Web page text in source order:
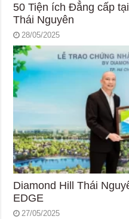
50 Tiện ích Đẳng cấp
Thái Nguyên
28/05/2025
Diamond Hill Thái
EDGE
27/05/2025